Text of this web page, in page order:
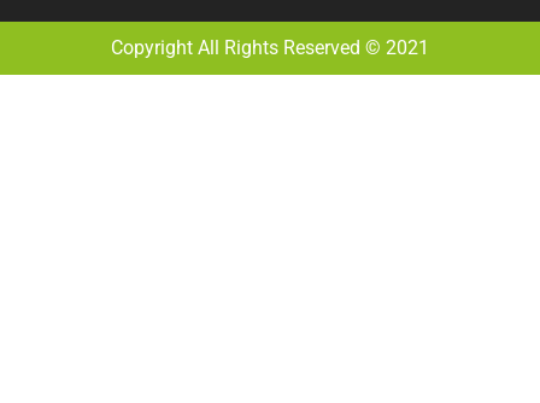
Copyright All Rights Reserved © 2021